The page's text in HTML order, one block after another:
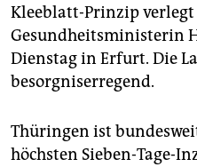
Kleeblatt-Prinzip verlegt
Gesundheitsministerin
Dienstag in Erfurt. Die
besorgniserregend.
Thüringen ist
höchsten Sieben-Tage-